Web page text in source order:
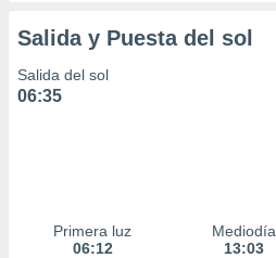
Salida y Puesta del sol
Salida del sol
06:35
Primera luz
06:12
Mediodía
13:03